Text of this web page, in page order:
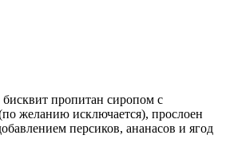
пропитан сиропом с
желанию исключается), прослоен
персиков, ананасов и ягод